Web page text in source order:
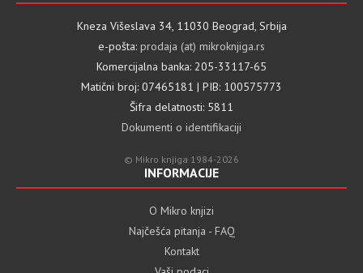
Kneza Višeslava 34, 11030 Beograd, Srbija
e-pošta: prodaja (at) mikroknjiga.rs
Komercijalna banka: 205-33117-65
Matični broj: 07465181 | PIB: 100575773
Šifra delatnosti: 5811
Dokumenti o identifikaciji
© Mikro knjiga 1984-2026
INFORMACIJE
O Mikro knjizi
Najčešća pitanja - FAQ
Kontakt